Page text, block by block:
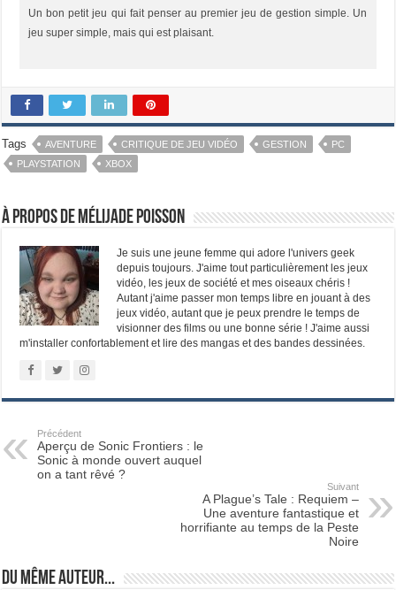
Un bon petit jeu qui fait penser au premier jeu de gestion simple. Un
jeu super simple, mais qui est plaisant.
Tags AVENTURE CRITIQUE DE JEU VIDÉO GESTION
PC
PLAYSTATION
XBOX
À propos de Mélijade Poisson
Je suis une jeune femme qui adore l'univers geek
depuis toujours. J'aime tout particulièrement les jeux
vidéo, les jeux de société et mes oiseaux chéris !
Autant j'aime passer mon temps libre en jouant à des
jeux vidéo, autant que je peux prendre le temps de
visionner des films ou une bonne série ! J'aime aussi
m'installer confortablement et lire des mangas et des bandes dessinées.
Précédent
Aperçu de Sonic Frontiers : le
Sonic à monde ouvert auquel
on a tant rêvé ?
Suivant
A Plague’s Tale : Requiem –
Une aventure fantastique et
horrifiante au temps de la Peste
Noire
Du même auteur...